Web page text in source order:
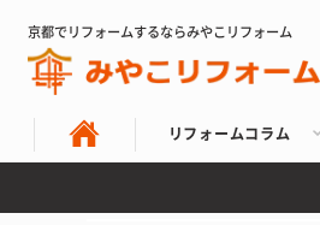
京都でリフォームするならみやこリフォーム
リフォームコラム